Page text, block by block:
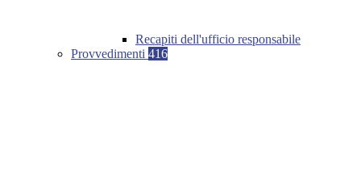
Recapiti dell'ufficio responsabile
Provvedimenti 416